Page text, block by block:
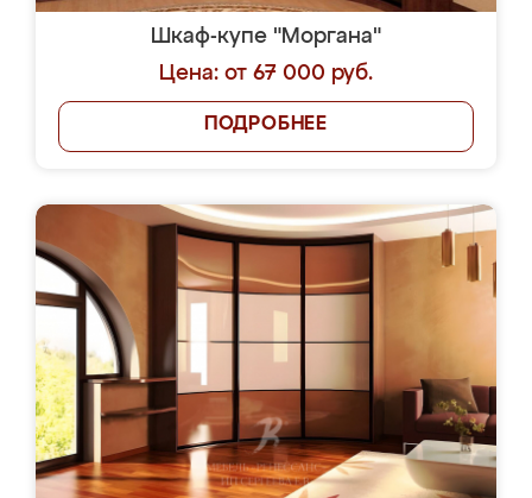
Шкаф-купе "Моргана"
Цена: от 67 000 руб.
ПОДРОБНЕЕ